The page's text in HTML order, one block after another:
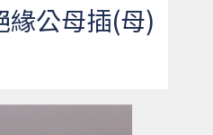
緣公母插(母)